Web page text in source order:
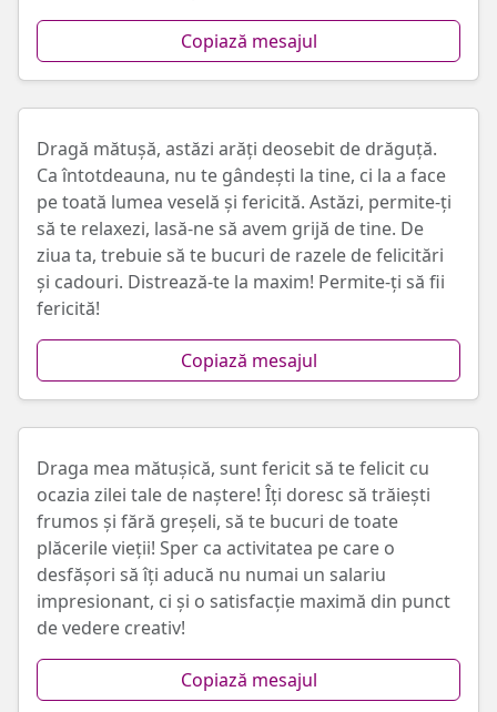
Copiază mesajul
Dragă mătușă, astăzi arăți deosebit de drăguță.
Ca întotdeauna, nu te gândești la tine, ci la a face
pe toată lumea veselă și fericită. Astăzi, permite-ți
să te relaxezi, lasă-ne să avem grijă de tine. De
ziua ta, trebuie să te bucuri de razele de felicitări
și cadouri. Distrează-te la maxim! Permite-ți să fii
fericită!
Copiază mesajul
Draga mea mătușică, sunt fericit să te felicit cu
ocazia zilei tale de naștere! Îți doresc să trăiești
frumos și fără greșeli, să te bucuri de toate
plăcerile vieții! Sper ca activitatea pe care o
desfășori să îți aducă nu numai un salariu
impresionant, ci și o satisfacție maximă din punct
de vedere creativ!
Copiază mesajul